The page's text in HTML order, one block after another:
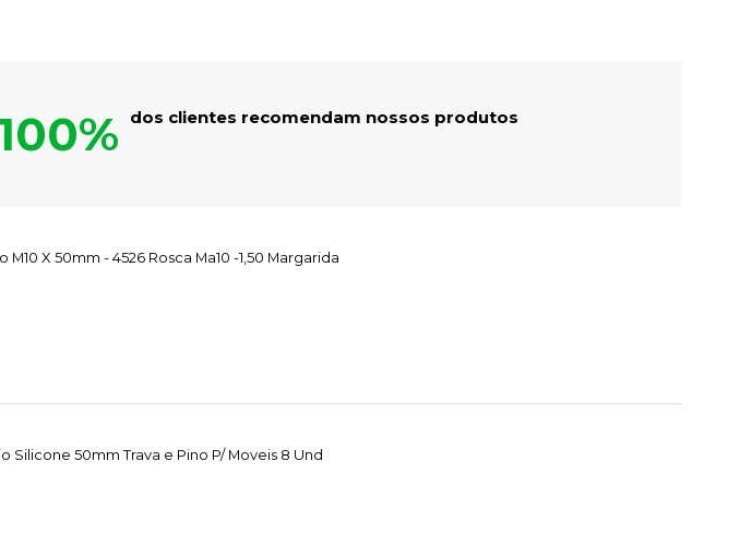
dos clientes recomendam nossos produtos
M10 X 50mm - 4526 Rosca Ma10 -1,50 Margarida
Silicone 50mm Trava e Pino P/ Moveis 8 Und